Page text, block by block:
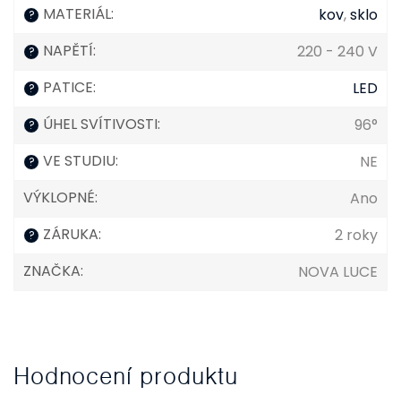
? MATERIÁL: kov,sklo
? NAPĚTÍ: 220 - 240 V
? PATICE: LED
? ÚHEL SVÍTIVOSTI: 96°
? VE STUDIU:
NE
VÝKLOPNÉ: Ano
? ZÁRUKA:
2 roky
ZNAČKA: NOVA LUCE
Hodnocení produktu